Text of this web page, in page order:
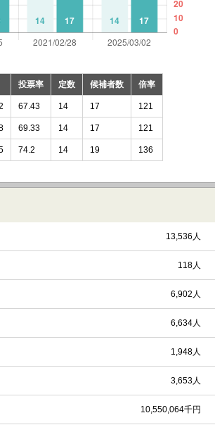
投票率 定数 候補者数 倍率
67.43 14 17 121
69.33 14 17 121
74.2 14 19 136
13,536人
118人
6,902人
6,634人
1,948人
3,653人
10,550,064千円